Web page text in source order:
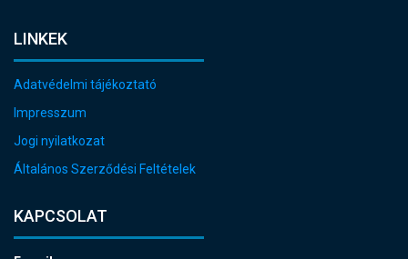
LINKEK
Adatvédelmi tájékoztató
Impresszum
Jogi nyilatkozat
Általános Szerződési Feltételek
KAPCSOLAT